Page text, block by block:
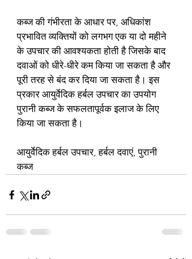
कब्ज की गंभीरता के आधार पर, अधिकांश
प्रभावित व्यक्तियों को लगभग एक या दो महीने
के उपचार की आवश्यकता होती है जिसके बाद
दवाओं को धीरे-धीरे कम किया जा सकता है और
पूरी तरह से बंद कर दिया जा सकता है। इस
प्रकार आयुर्वेदिक हर्बल उपचार का उपयोग
पुरानी कब्ज के सफलतापूर्वक इलाज के लिए
किया जा सकता है।
आयुर्वेदिक हर्बल उपचार, हर्बल दवाएं, पुरानी
कब्ज